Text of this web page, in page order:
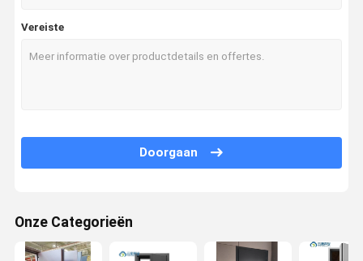
Brandbestendige deur
Beweegbare Verdelingsmuur
Bewerkbare wandscherm
Vereiste
Doorgaan
Onze Categorieën